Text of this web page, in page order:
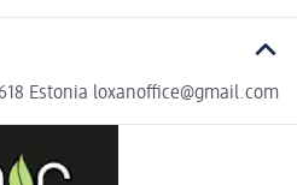
Estonia loxanoffice@gmail.com